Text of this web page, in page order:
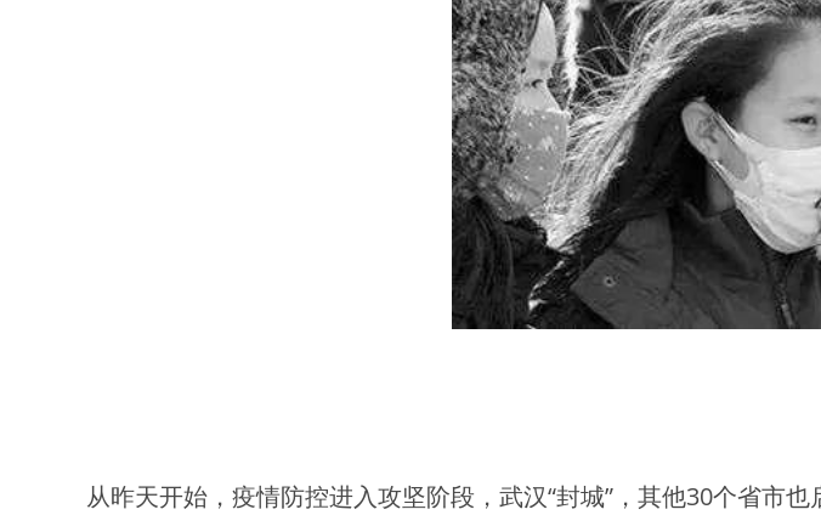
从昨天开始，疫情防控进入攻坚阶段，武汉“封城”，其他30个省市